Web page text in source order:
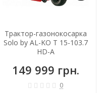
Трактор-газонокосарка
Solo by AL-KO T 15-103.7
HD-A
149 999 грн.
0